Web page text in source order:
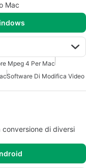
Mac
Mpeg 4 Per Mac
Software Di Modifica Video
di diversi